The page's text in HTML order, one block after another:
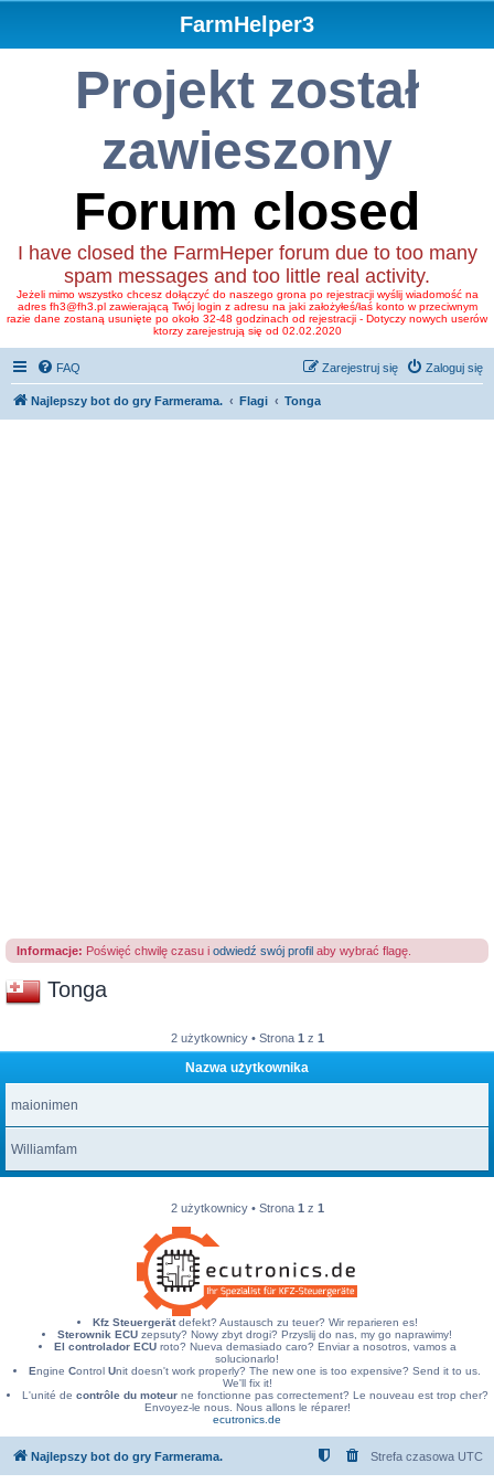
FarmHelper3
Projekt został
zawieszony
Forum closed
I have closed the FarmHeper forum due to too many
spam messages and too little real activity.
Jeżeli mimo wszystko chcesz dołączyć do naszego grona po rejestracji wyślij wiadomość na
adres fh3@fh3.pl zawierającą Twój login z adresu na jaki założyłeś/łaś konto w przeciwnym
razie dane zostaną usunięte po około 32-48 godzinach od rejestracji - Dotyczy nowych userów
ktorzy zarejestrują się od 02.02.2020
FAQ Zaloguj się
Zarejestruj się
Najlepszy bot do gry Farmerama. Flagi Tonga
Informacje: Poświęć chwilę czasu i odwiedź swój profil aby wybrać flagę.
Tonga
2 użytkownicy • Strona 1 z 1
Nazwa użytkownika
maionimen
Williamfam
2 użytkownicy • Strona 1 z 1
Kfz Steuergerätdefekt? Austausch zu teuer? Wir reparieren es!
Sterownik ECU zepsuty? Nowy zbyt drogi? Przyslij do nas, my go naprawimy!
El controlador ECUroto? Nueva demasiado caro? Enviar a nosotros, vamos a
solucionarlo!
Engine Control Unit doesn't work properly? The new one is too expensive? Send it to us.
We'll fix it!
L'unité de contrôle du moteurne fonctionne pas correctement? Le nouveau est trop cher?
Envoyez-le nous. Nous allons le réparer!
ecutronics.de
Najlepszy bot do gry Farmerama. Strefa czasowa UTC